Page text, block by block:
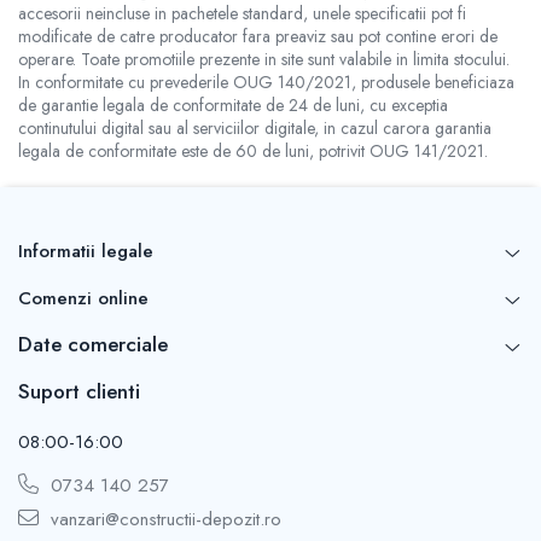
accesorii neincluse in pachetele standard, unele specificatii pot fi
modificate de catre producator fara preaviz sau pot contine erori de
operare. Toate promotiile prezente in site sunt valabile in limita stocului.
In conformitate cu prevederile OUG 140/2021, produsele beneficiaza
de garantie legala de conformitate de 24 de luni, cu exceptia
continutului digital sau al serviciilor digitale, in cazul carora garantia
legala de conformitate este de 60 de luni, potrivit OUG 141/2021.
Informatii legale
Comenzi online
Date comerciale
Suport clienti
08:00-16:00
0734 140 257
vanzari@constructii-depozit.ro